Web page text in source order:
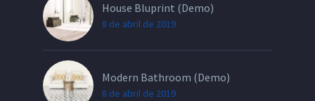
House Bluprint (Demo)
8 de abril de 2019
Modern Bathroom (Demo)
8 de abril de 2019